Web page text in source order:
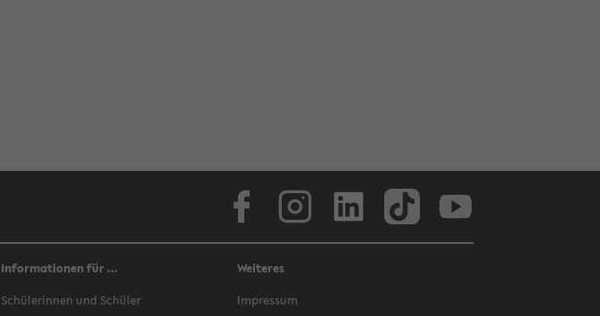
Informationen für ...
Schülerinnen und Schüler
Weiteres
Impressum